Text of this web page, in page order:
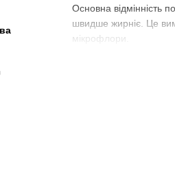
Основна відмінність
швидше жирніє. Це
мікрофлори.